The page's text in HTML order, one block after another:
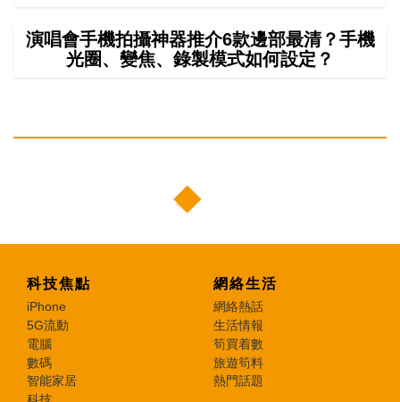
演唱會手機拍攝神器推介6款邊部最清？手機
光圈、變焦、錄製模式如何設定？
科技焦點
iPhone
5G流動
電腦
數碼
智能家居
網絡生活
網絡熱話
生活情報
筍買着數
旅遊筍料
熱門話題